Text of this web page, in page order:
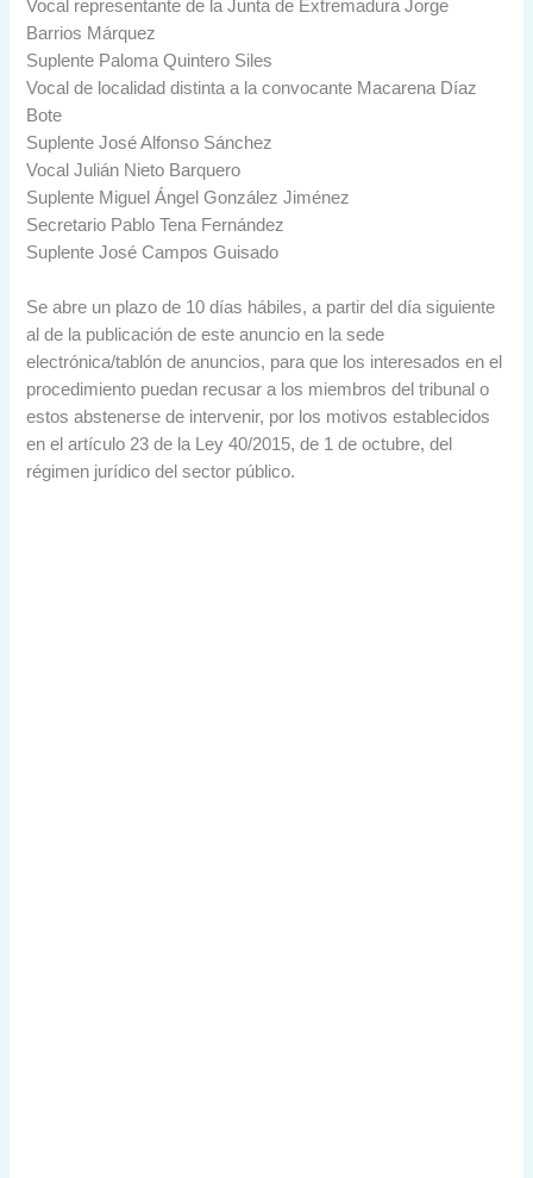
Vocal representante de la Junta de Extremadura Jorge
Barrios Márquez
Suplente Paloma Quintero Siles
Vocal de localidad distinta a la convocante Macarena Díaz
Bote
Suplente José Alfonso Sánchez
Vocal Julián Nieto Barquero
Suplente Miguel Ángel González Jiménez
Secretario Pablo Tena Fernández
Suplente José Campos Guisado
Se abre un plazo de 10 días hábiles, a partir del día siguiente
al de la publicación de este anuncio en la sede
electrónica/tablón de anuncios, para que los interesados en el
procedimiento puedan recusar a los miembros del tribunal o
estos abstenerse de intervenir, por los motivos establecidos
en el artículo 23 de la Ley 40/2015, de 1 de octubre, del
régimen jurídico del sector público.